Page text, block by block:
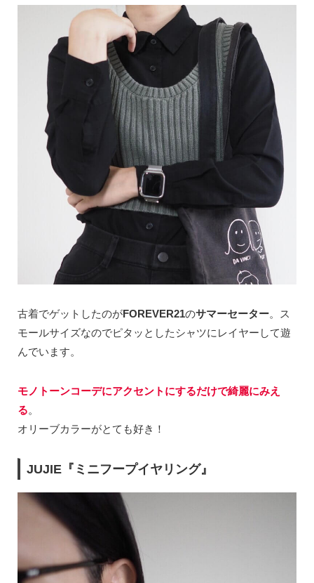
古着でゲットしたのがFOREVER21のサマーセーター。ス
モールサイズなのでピタッとしたシャツにレイヤーして遊
んでいます。
モノトーンコーデにアクセントにするだけで綺麗にみえ
る。
オリーブカラーがとても好き！
JUJIE『ミニフープイヤリング』